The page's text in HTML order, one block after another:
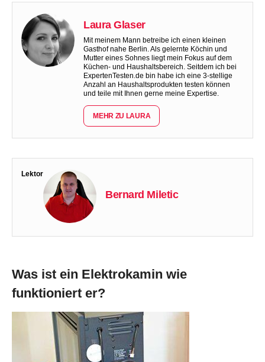
Laura Glaser
Mit meinem Mann betreibe ich einen kleinen
Gasthof nahe Berlin. Als gelernte Köchin und
Mutter eines Sohnes liegt mein Fokus auf dem
Küchen- und Haushaltsbereich. Seitdem ich bei
ExpertenTesten.de bin habe ich eine 3-stellige
Anzahl an Haushaltsprodukten testen können
und teile mit Ihnen gerne meine Expertise.
MEHR ZU LAURA
Lektor
Bernard Miletic
Was ist ein Elektrokamin wie
funktioniert er?